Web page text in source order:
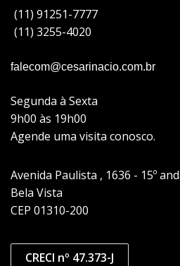
(11) 91251-7777
(11) 3255-4020
falecom@cesarinacio.com.br
Segunda à Sexta
9h00 às 19h00
Agende uma visita conosco.
Avenida Paulista , 1636 - 15º
Bela Vista
CEP 01310-200
CRECI nº 47.373-J